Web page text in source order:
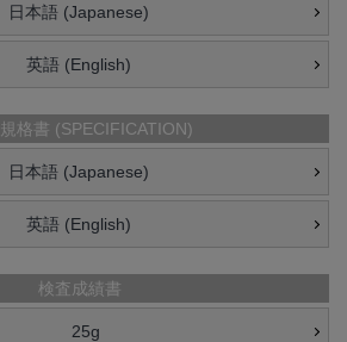
日本語 (Japanese)
英語 (English)
格書 (SPECIFICATION)
日本語 (Japanese)
英語 (English)
検査成績書
25g